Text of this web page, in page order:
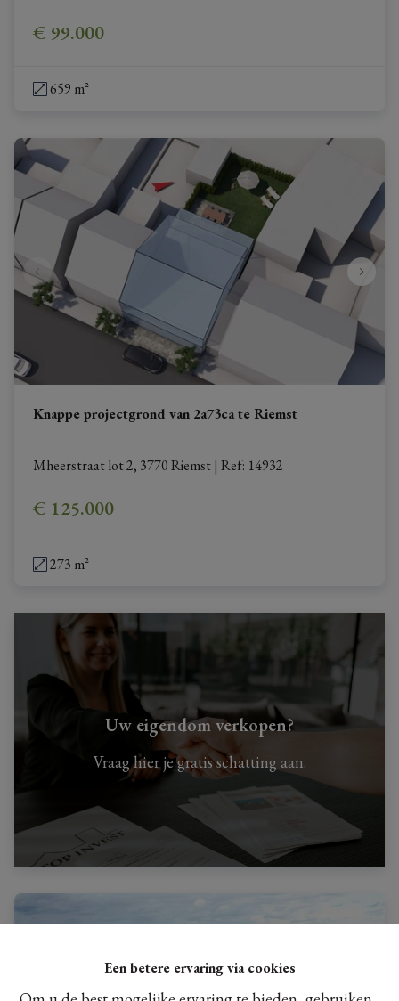
Een betere ervaring via cookies
€ 99.000
659 m²
Knappe projectgrond van 2a73ca te Riemst
Mheerstraat lot 2, 3770 Riemst | Ref: 14932
€ 125.000
273 m²
Uw eigendom verkopen?
Vraag hier je gratis schatting aan.